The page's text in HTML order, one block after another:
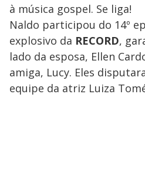
à música gospel. Se liga!
Naldo participou do 14º
explosivo da RECORD,
lado da esposa, Ellen
amiga, Lucy. Eles
equipe da atriz Luiza